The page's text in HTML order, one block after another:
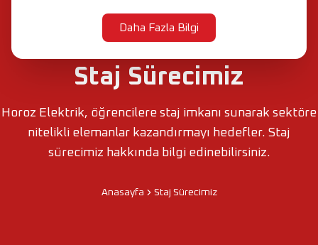
Daha Fazla Bilgi
Staj Sürecimiz
Horoz Elektrik, öğrencilere staj imkanı sunarak sektöre
nitelikli elemanlar kazandırmayı hedefler. Staj
sürecimiz hakkında bilgi edinebilirsiniz.
Anasayfa Staj Sürecimiz